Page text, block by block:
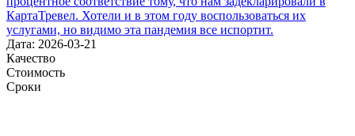
КартаТревел. Хотели и в этом году воспользоваться их
услугами, но видимо эта пандемия все испортит.
Дата: 2026-03-21
Качество
Стоимость
Сроки